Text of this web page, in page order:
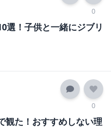
0
選！子供と一緒にジブリ
0
観た！おすすめしない理